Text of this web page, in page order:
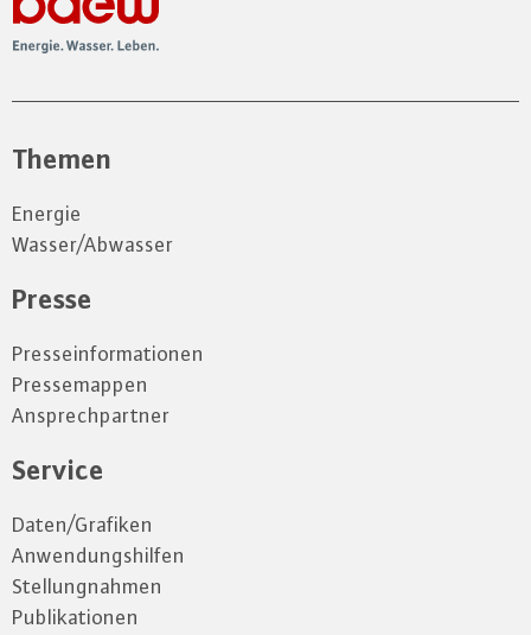
Themen
Energie
Wasser/Abwasser
Presse
Presseinformationen
Pressemappen
Ansprechpartner
Service
Daten/Grafiken
Anwendungshilfen
Stellungnahmen
Publikationen